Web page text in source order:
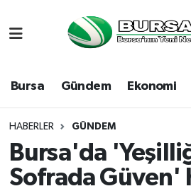
Bursa Gündem Ekonomi
HABERLER GÜNDEM
Bursa'da
Sofrada Güven'
Bursa
Dünya
Eğitim
Hava Durumu
Namaz Vakitleri
Trafik Durumu